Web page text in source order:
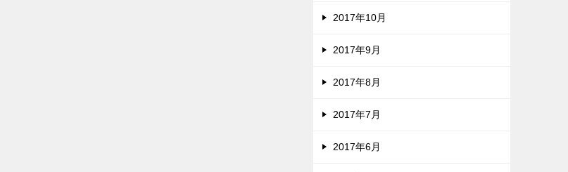
2017年10月
2017年9月
2017年8月
2017年7月
2017年6月